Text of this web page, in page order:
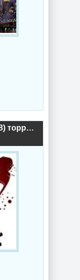
Greatest Rock Songs (2018) торрент